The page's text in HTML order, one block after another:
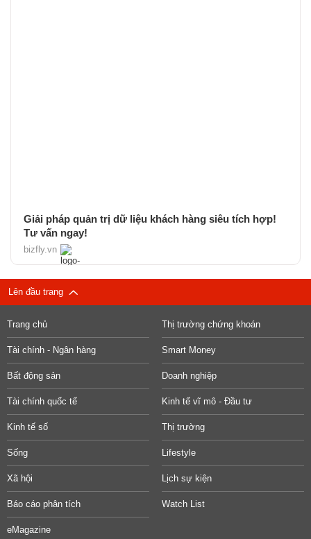
Giải pháp quản trị dữ liệu khách hàng siêu tích hợp!
Tư vấn ngay!
bizfly.vn
Lên đầu trang
Trang chủ Thị trường chứng khoán
Tài chính - Ngân hàng Smart Money
Bất động sản Doanh nghiệp
Tài chính quốc tế Kinh tế vĩ mô - Đầu tư
Kinh tế số Thị trường
Sống Lifestyle
Xã hội Lịch sự kiện
Báo cáo phân tích Watch List
eMagazine